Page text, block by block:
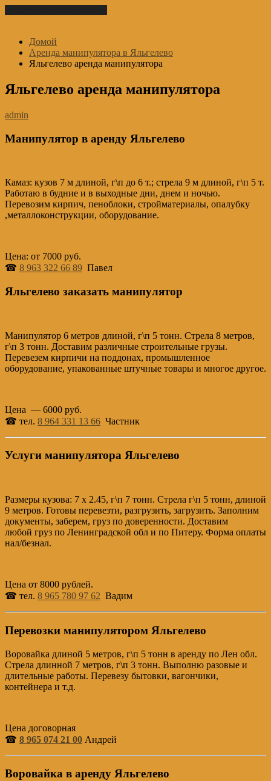
Домой
Аренда манипулятора в Яльгелево
Яльгелево аренда манипулятора
Яльгелево аренда манипулятора
admin
Манипулятор в аренду Яльгелево
Камаз: кузов 7 м длиной, г\п до 6 т.; стрела 9 м длиной, г\п 5 т.
Работаю в будние и в выходные дни, днем и ночью.
Перевозим кирпич, пеноблоки, стройматериалы, опалубку
,металлоконструкции, оборудование.
Цена: от 7000 руб.
☎ 8 963 322 66 89 Павел
Яльгелево заказать манипулятор
Манипулятор 6 метров длиной, г\п 5 тонн. Стрела 8 метров,
г\п 3 тонн. Доставим различные строительные грузы.
Перевезем кирпичи на поддонах, промышленное
оборудование, упакованные штучные товары и многое другое.
Цена — 6000 руб.
☎ тел. 8 964 331 13 66 Частник
Услуги манипулятора Яльгелево
Размеры кузова: 7 х 2.45, г\п 7 тонн. Стрела г\п 5 тонн, длиной
9 метров. Готовы перевезти, разгрузить, загрузить. Заполним
документы, заберем, груз по доверенности. Доставим
любой груз по Ленинградской обл и по Питеру. Форма оплаты
нал/безнал.
Цена от 8000 рублей.
☎ тел. 8 965 780 97 62 Вадим
Перевозки манипулятором Яльгелево
Воровайка длиной 5 метров, г\п 5 тонн в аренду по Лен обл.
Стрела длинной 7 метров, г\п 3 тонн. Выполню разовые и
длительные работы. Перевезу бытовки, вагончики,
контейнера и т.д.
Цена договорная
☎ 8 965 074 21 00 Андрей
Воровайка в аренду Яльгелево